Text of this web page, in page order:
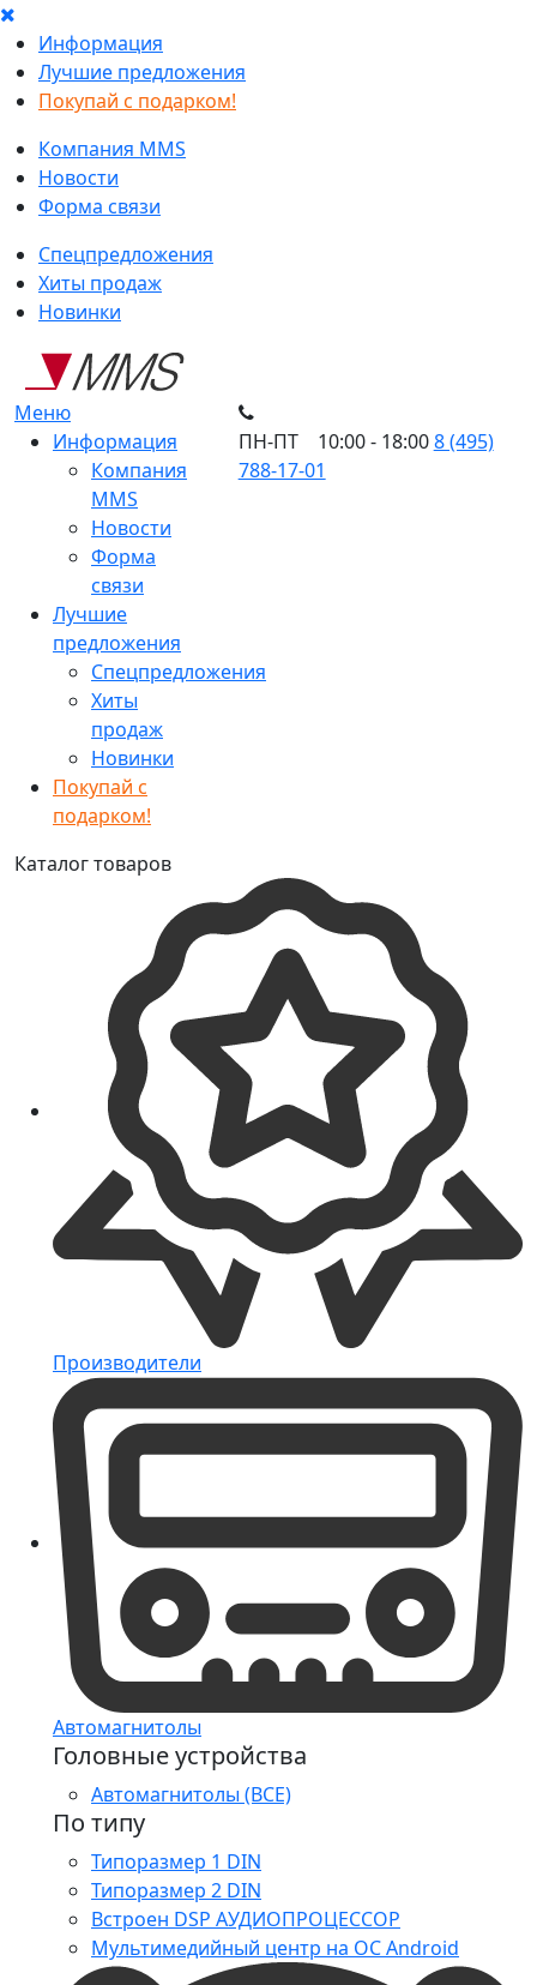
Информация
Лучшие предложения
Покупай с подарком!
Компания MMS
Новости
Форма связи
Спецпредложения
Хиты продаж
Новинки
Меню
Информация
Компания
MMS
Новости
Форма
связи
Лучшие
предложения
Спецпредложения
Хиты
продаж
Новинки
Покупай с
подарком!
ПН-ПТ 10:00 - 18:008 (495)
788-17-01
Каталог товаров
Производители
Автомагнитолы
Головные устройства
Автомагнитолы (ВСЕ)
По типу
Типоразмер 1 DIN
Типоразмер 2 DIN
Встроен DSP АУДИОПРОЦЕССОР
Мультимедийный центр на ОС Android